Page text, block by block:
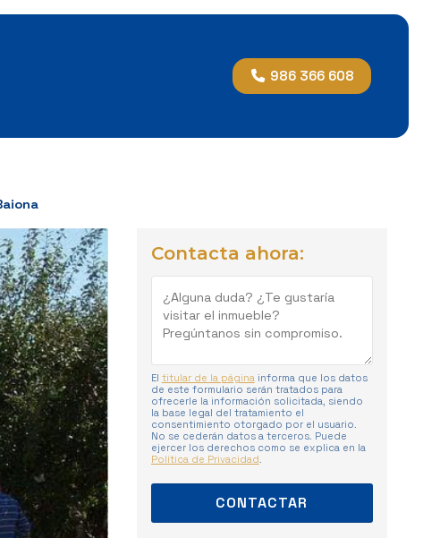
986 366 608
Contacta ahora:
El titular de la páginainforma que los datos
de este formulario serán tratados para
ofrecerle la información solicitada, siendo
la base legal del tratamiento el
consentimiento otorgado por el usuario.
No se cederán datos a terceros. Puede
ejercer los derechos como se explica en la
Política de Privacidad.